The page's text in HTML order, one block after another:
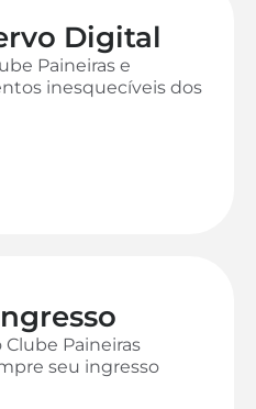
Digital
Paineiras e
inesquecíveis dos
Paineiras
seu ingresso